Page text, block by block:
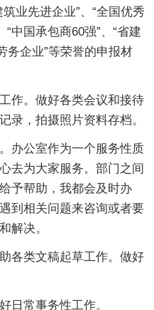
筑业先进企业”、“全国优秀
“中国承包商60强”、“省建
务企业”等荣誉的申报材
作。做好各类会议和接待
录，拍摄照片资料存档。
办公室作为一个服务性质
去为大家服务。部门之间
予帮助，我都会及时办
到相关问题来咨询或者要
解决。
各类文稿起草工作。做好
日常事务性工作。